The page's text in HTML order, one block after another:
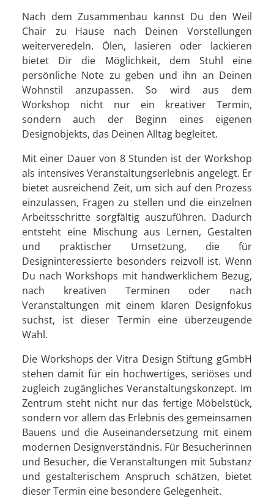
Nach dem Zusammenbau kannst Du den Weil
Chair zu Hause nach Deinen Vorstellungen
weiterveredeln. Ölen, lasieren oder lackieren
bietet Dir die Möglichkeit, dem Stuhl eine
persönliche Note zu geben und ihn an Deinen
Wohnstil anzupassen. So wird aus dem
Workshop nicht nur ein kreativer Termin,
sondern auch der Beginn eines eigenen
Designobjekts, das Deinen Alltag begleitet.
Mit einer Dauer von 8 Stunden ist der Workshop
als intensives Veranstaltungserlebnis angelegt. Er
bietet ausreichend Zeit, um sich auf den Prozess
einzulassen, Fragen zu stellen und die einzelnen
Arbeitsschritte sorgfältig auszuführen. Dadurch
entsteht eine Mischung aus Lernen, Gestalten
und praktischer Umsetzung, die für
Designinteressierte besonders reizvoll ist. Wenn
Du nach Workshops mit handwerklichem Bezug,
nach kreativen Terminen oder nach
Veranstaltungen mit einem klaren Designfokus
suchst, ist dieser Termin eine überzeugende
Wahl.
Die Workshops der Vitra Design Stiftung gGmbH
stehen damit für ein hochwertiges, seriöses und
zugleich zugängliches Veranstaltungskonzept. Im
Zentrum steht nicht nur das fertige Möbelstück,
sondern vor allem das Erlebnis des gemeinsamen
Bauens und die Auseinandersetzung mit einem
modernen Designverständnis. Für Besucherinnen
und Besucher, die Veranstaltungen mit Substanz
und gestalterischem Anspruch schätzen, bietet
dieser Termin eine besondere Gelegenheit.